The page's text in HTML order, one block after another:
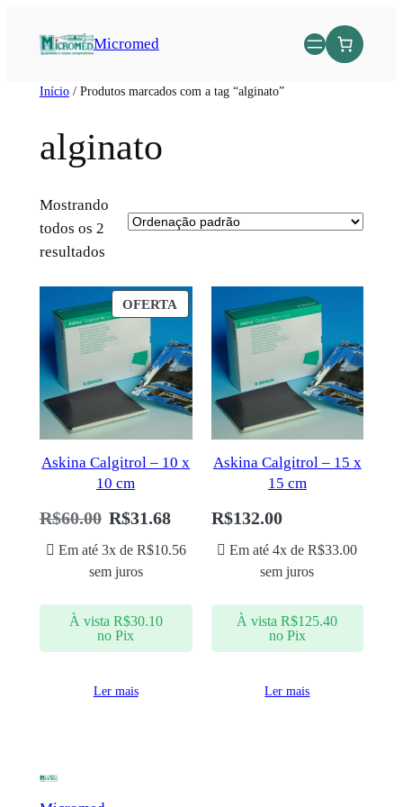
Micromed
Início/ Produtos marcados com a tag “alginato”
alginato
Mostrando
todos os 2
resultados
OFERTA
Askina Calgitrol – 10 x
10 cm
R$60.00 R$31.68
Em até 3x de R$10.56
sem juros
À vista R$30.10
no Pix
Ler mais
Askina Calgitrol – 15 x
15 cm
R$132.00
Em até 4x deR$33.00
sem juros
À vista R$125.40
no Pix
Ler mais